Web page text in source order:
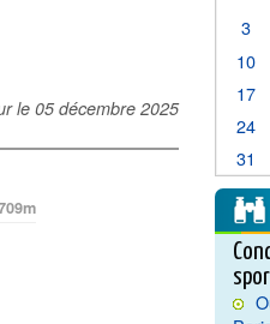
le 05 décembre 2025
3
10
17
24
31